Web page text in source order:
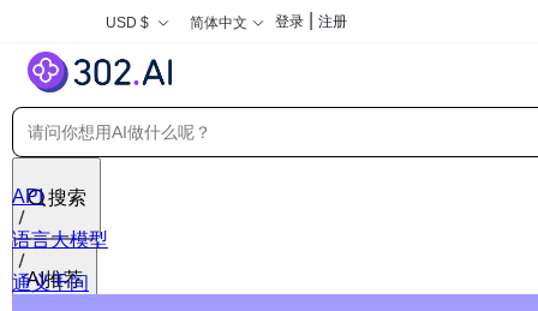
USD $ 简体中文 登录 注册
搜索
AI推荐
API
语言大模型
通义千问